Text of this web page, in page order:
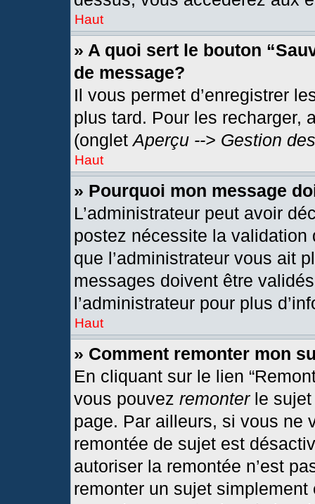
Haut
» A quoi sert le bouton
de message?
Il vous permet d’enregistrer
plus tard. Pour les recharger,
(ongletAperçu --> Gestion
Haut
» Pourquoi mon message
L’administrateur peut avoir
postez nécessite la
que l’administrateur vous ait
messages doivent être
l’administrateur pour plus
Haut
» Comment remonter mon
En cliquant sur le lien
vous pouvez remonterle sujet
page. Par ailleurs, si vous ne
remontée de sujet est
autoriser la remontée n’est
remonter un sujet